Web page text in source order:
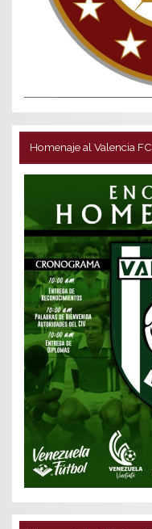
Homenaje al Valencia FC